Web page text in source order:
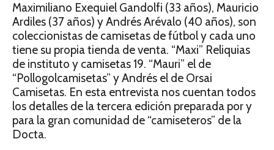
Maximiliano Exequiel Gandolfi (33 años), Mauricio
Ardiles (37 años) y Andrés Arévalo (40 años), son
coleccionistas de camisetas de fútbol y cada uno
tiene su propia tienda de venta. “Maxi” Reliquias
de instituto y camisetas 19. “Mauri” el de
“Pollogolcamisetas” y Andrés el de Orsai
Camisetas. En esta entrevista nos cuentan todos
los detalles de la tercera edición preparada por y
para la gran comunidad de “camiseteros” de la
Docta.